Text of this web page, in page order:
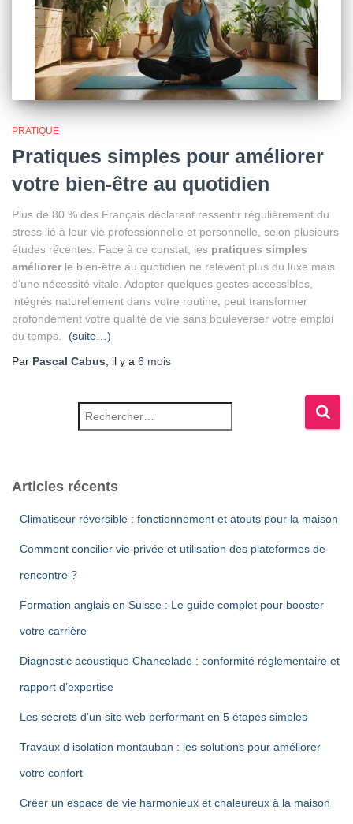
PRATIQUE
Pratiques simples pour améliorer
votre bien-être au quotidien
Plus de 80 % des Français déclarent ressentir régulièrement du
stress lié à leur vie professionnelle et personnelle, selon plusieurs
études récentes. Face à ce constat, les pratiques simples
améliorer le bien-être au quotidien ne relèvent plus du luxe mais
d’une nécessité vitale. Adopter quelques gestes accessibles,
intégrés naturellement dans votre routine, peut transformer
profondément votre qualité de vie sans bouleverser votre emploi
du temps.
(suite…)
Par Pascal Cabus , il y a 6 mois
Articles récents
Climatiseur réversible : fonctionnement et atouts pour la maison
Comment concilier vie privée et utilisation des plateformes de
rencontre ?
Formation anglais en Suisse : Le guide complet pour booster
votre carrière
Diagnostic acoustique Chancelade : conformité réglementaire et
rapport d’expertise
Les secrets d’un site web performant en 5 étapes simples
Travaux d isolation montauban : les solutions pour améliorer
votre confort
Créer un espace de vie harmonieux et chaleureux à la maison